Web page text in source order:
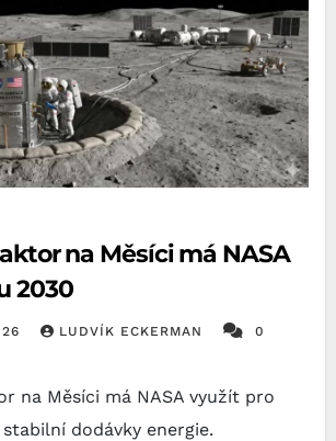
na Měsíci má NASA
2030
LUDVÍK ECKERMAN 0
na Měsíci má NASA využít pro
dodávky energie.